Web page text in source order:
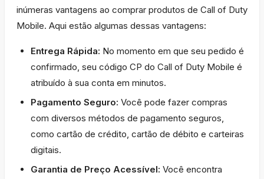
inúmeras vantagens ao comprar produtos de Call of Duty
Mobile. Aqui estão algumas dessas vantagens:
Entrega Rápida: No momento em que seu pedido é
confirmado, seu código CP do Call of Duty Mobile é
atribuído à sua conta em minutos.
Pagamento Seguro: Você pode fazer compras
com diversos métodos de pagamento seguros,
como cartão de crédito, cartão de débito e carteiras
digitais.
Garantia de Preço Acessível: Você encontra